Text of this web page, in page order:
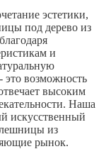
эстетики,
под дерево из
и
это возможность
высоким
Наша
искусственный
из
рынок.